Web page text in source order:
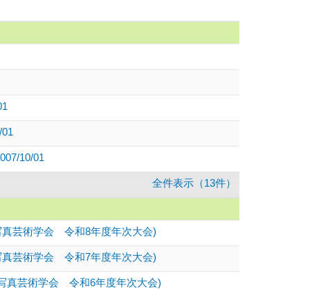
10/01
全件表示（13件）
真芸術学会 令和8年度年次大会)
真芸術学会 令和7年度年次大会)
真芸術学会 令和6年度年次大会)